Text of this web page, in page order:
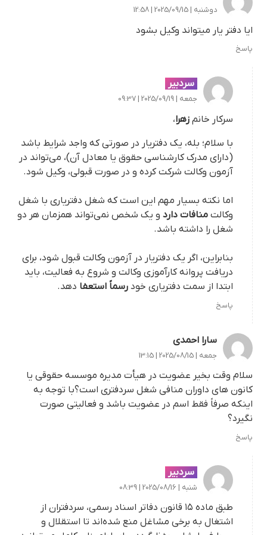
دوشنبه | 2025/09/15 | 12:58
ایا دفتر یار میتواند وکیل بشود
پاسخ
سردبیر
جمعه | 2025/09/19 | 09:37
سرکار خانم زهرا،
با سلام؛ بله، یک دفتریار در صورتی که واجد شرایط باشد
(دارای مدرک کارشناسی حقوق یا معادل آن)، می‌تواند در
آزمون وکالت شرکت کرده و در صورت قبولی، وکیل شود.
اما نکته بسیار مهم این است که شغل دفتریاری با شغل
وکالت منافات دارد و یک شخص نمی‌تواند همزمان هر دو
شغل را داشته باشد.
بنابراین، اگر یک دفتریار در آزمون وکالت قبول شود، برای
دریافت پروانه کارآموزی وکالت و شروع به فعالیت، باید
ابتدا از سمت دفتریاری خود رسماً استعفا دهد.
پاسخ
سارا احمدی
جمعه | 2025/08/15 | 13:15
سلام وقت بخیر عضویت در هیأت مدیره موسسه حقوقی یا
کانون های داوران منافی شغل سردفتری است؟با توجه به
اینکه صرفاً فقط اسم در عضویت باشد و فعالیتی صورت
نگیرد؟
پاسخ
سردبیر
شنبه | 2025/08/16 | 08:39
طبق ماده ۱۵ قانون دفاتر اسناد رسمی، سردفتران از
اشتغال به برخی مشاغل منع شده‌اند تا استقلال و